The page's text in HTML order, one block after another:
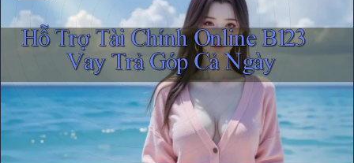
đề tương tự hay không. Cuối cùng, sau khi thử nhiều cách,
từ việc chạy đến quán cà phê gần đó để có tín hiệu Wi-Fi
mạnh hơn cho đến việc xóa và tải lại, tôi đã có thể cài đặt
được ứng dụng.